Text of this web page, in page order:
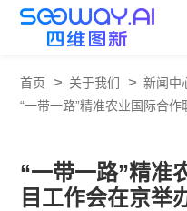
首页 > 关于我们 > 新闻中
“一带一路”精准农业国际合
“一带一路”精准
目工作会在京举